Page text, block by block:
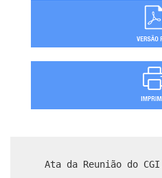
Ata da Reunião do